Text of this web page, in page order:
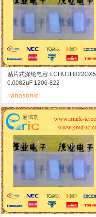
贴片式涤纶电容 ECHU1H822GX5
0.0082uF 1206-822
Panasonic